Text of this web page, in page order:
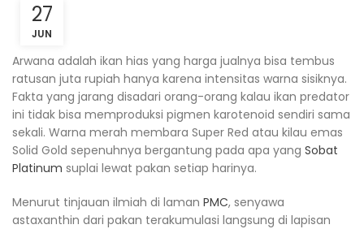
27
JUN
Arwana adalah ikan hias yang harga jualnya bisa tembus
ratusan juta rupiah hanya karena intensitas warna sisiknya.
Fakta yang jarang disadari orang-orang kalau ikan predator
ini tidak bisa memproduksi pigmen karotenoid sendiri sama
sekali. Warna merah membara Super Red atau kilau emas
Solid Gold sepenuhnya bergantung pada apa yang Sobat
Platinum suplai lewat pakan setiap harinya.
Menurut tinjauan ilmiah di laman PMC, senyawa
astaxanthin dari pakan terakumulasi langsung di lapisan